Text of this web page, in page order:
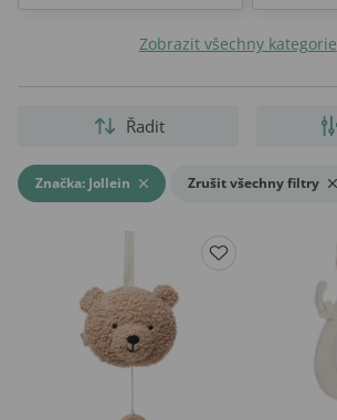
Zobrazit všechny kategorie
Řadit
Značka: Jollein Zrušit všechny filtry